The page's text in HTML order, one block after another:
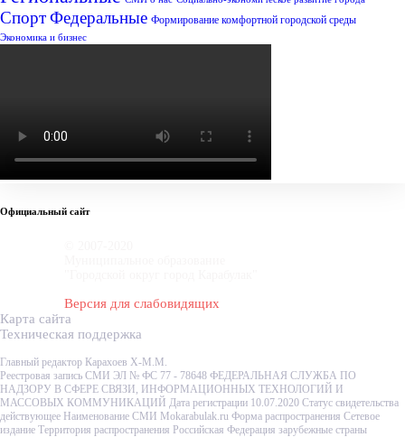
СпортФедеральные Формирование комфортной городской среды
Экономика и бизнес
Официальный сайт
Версия для слабовидящих
Карта сайта
Техническая поддержка
Главный редактор Карахоев Х-М.М.
Реестровая запись СМИ ЭЛ № ФС 77 - 78648 ФЕДЕРАЛЬНАЯ СЛУЖБА ПО
НАДЗОРУ В СФЕРЕ СВЯЗИ, ИНФОРМАЦИОННЫХ ТЕХНОЛОГИЙ И
МАССОВЫХ КОММУНИКАЦИЙ Дата регистрации 10.07.2020 Статус свидетельства
действующее Наименование СМИ Mokarabulak.ru Форма распространения Сетевое
издание Территория распространения Российская Федерация зарубежные страны